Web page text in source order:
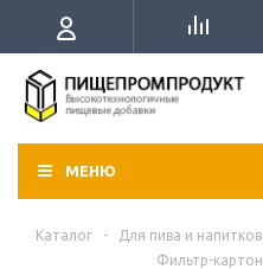
МЕНЮ
Каталог - Для пива и напитков
Фильтр-картон